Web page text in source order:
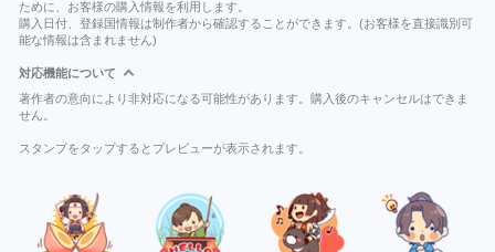
ために、お客様の購入情報を利用します。
購入日付、登録国情報は制作者から確認することができます。(お客様を直接識別可
能な情報は含まれません)
対応機能について
著作者の意向により非対応になる可能性があります。購入後のキャンセルはできま
せん。
スタンプをタップするとプレビューが表示されます。